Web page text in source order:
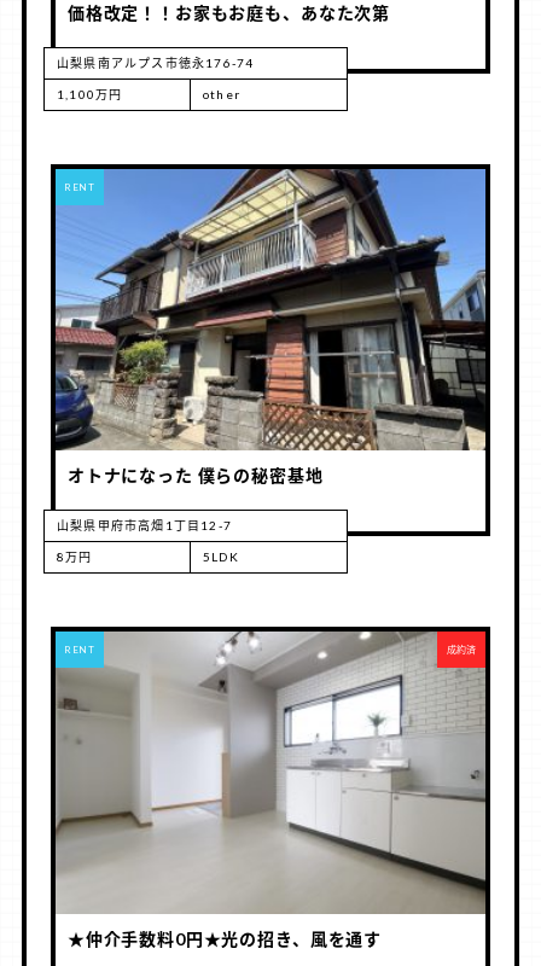
価格改定！！お家もお庭も、あなた次第
山梨県南アルプス市徳永176-74
1,100万円 other
RENT
オトナになった 僕らの秘密基地
山梨県甲府市高畑1丁目12-7
8万円 5LDK
RENT 成約済
★仲介手数料0円★光の招き、風を通す